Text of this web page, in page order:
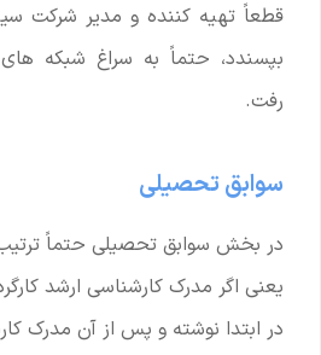
قطعاً تهیه کننده و مدیر شرکت
بپسندد، حتماً به سراغ شبکه
رفت.
سوابق تحصیلی
در بخش سوابق تحصیلی حتماً ترتیب
یعنی اگر مدرک کارشناسی ارشد
در ابتدا نوشته و پس از آن مدرک